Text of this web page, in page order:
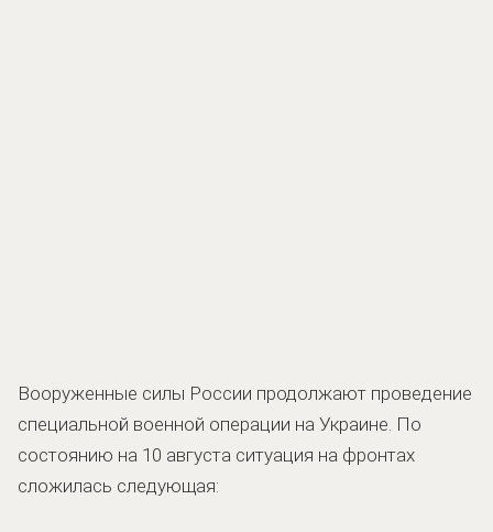
Вооруженные силы России продолжают проведение
специальной военной операции на Украине. По
состоянию на 10 августа ситуация на фронтах
сложилась следующая: